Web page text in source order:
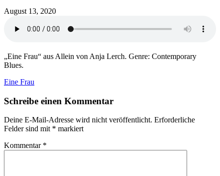
August 13, 2020
„Eine Frau“ aus Allein von Anja Lerch. Genre: Contemporary
Blues.
Eine Frau
Schreibe einen Kommentar
Deine E-Mail-Adresse wird nicht veröffentlicht. Erforderliche
Felder sind mit * markiert
Kommentar *